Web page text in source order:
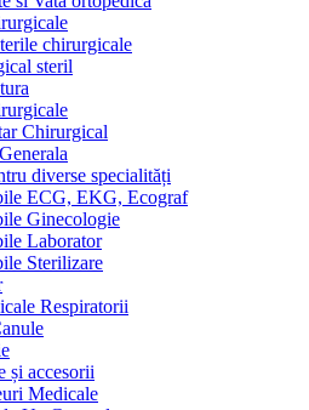
chirurgicale
steril
Chirurgical
diverse specialități
ECG, EKG, Ecograf
Ginecologie
Laborator
Sterilizare
Respiratorii
și accesorii
Medicale